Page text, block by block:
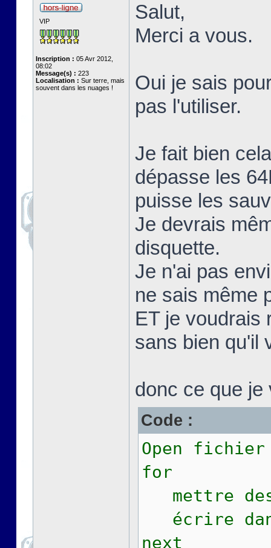
VIP
Inscription : 05 Avr 2012,
08:02
Message(s) : 223
Localisation : Sur terre, mais
souvent dans les nuages !
Salut,
Merci a vous.
Oui je sais
pas l'utiliser.
Je fait bien
dépasse les
puisse les
Je devrais
disquette.
Je n'ai pas
ne sais même
ET je voudrais
sans bien qu'il
donc ce que je
Code :
Open
for
mettre des
écrire
next